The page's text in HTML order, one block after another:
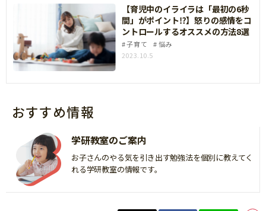
【育児中のイライラは「最初の6秒
間」がポイント⁉】怒りの感情をコ
ントロールするオススメの方法8選
子育て
悩み
2023.10.5
おすすめ情報
学研教室のご案内
お子さんのやる気を引き出す勉強法を個別に教えてく
れる学研教室の情報です。